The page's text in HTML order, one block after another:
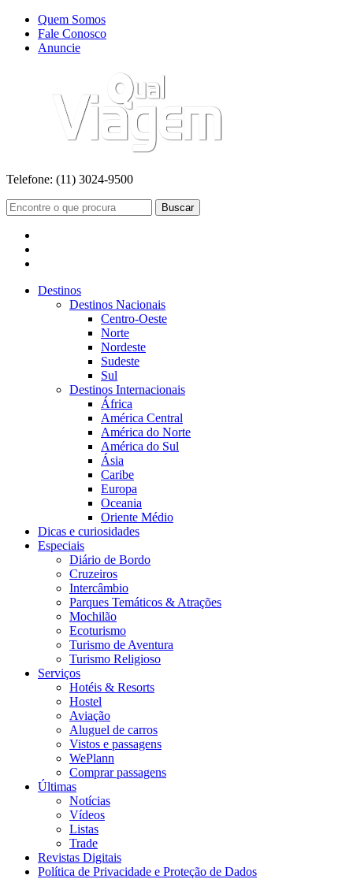
Quem Somos
Fale Conosco
Anuncie
Telefone: (11) 3024-9500
Buscar
Destinos
Destinos Nacionais
Centro-Oeste
Norte
Nordeste
Sudeste
Sul
Destinos Internacionais
África
América Central
América do Norte
América do Sul
Ásia
Caribe
Europa
Oceania
Oriente Médio
Dicas e curiosidades
Especiais
Diário de Bordo
Cruzeiros
Intercâmbio
Parques Temáticos & Atrações
Mochilão
Ecoturismo
Turismo de Aventura
Turismo Religioso
Serviços
Hotéis & Resorts
Hostel
Aviação
Aluguel de carros
Vistos e passagens
WePlann
Comprar passagens
Últimas
Notícias
Vídeos
Listas
Trade
Revistas Digitais
Política de Privacidade e Proteção de Dados